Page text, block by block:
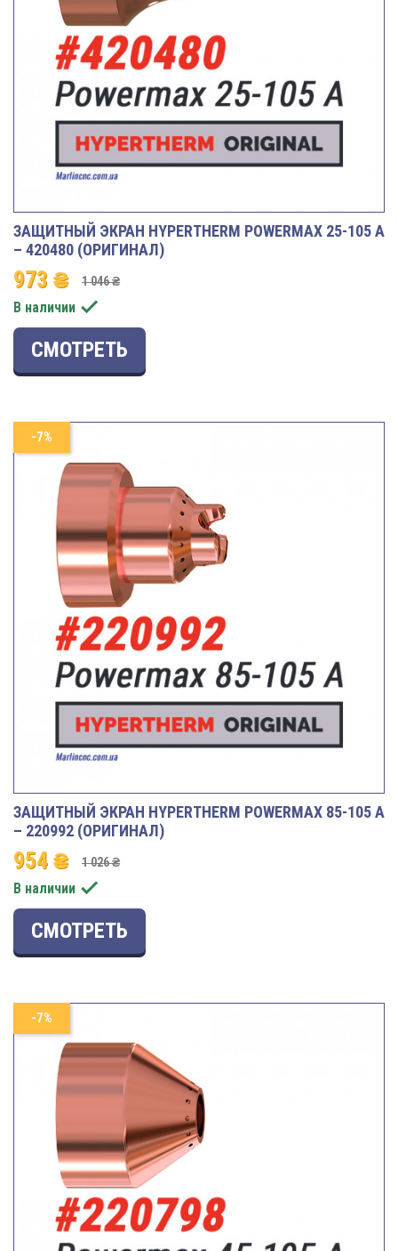
ЗАЩИТНЫЙ ЭКРАН HYPERTHERM POWERMAX 25-105 A
– 420480 (ОРИГИНАЛ)
973 ₴ 1 046 ₴
В наличии 
СМОТРЕТЬ
ЗАЩИТНЫЙ ЭКРАН HYPERTHERM POWERMAX 85-105 A
– 220992 (ОРИГИНАЛ)
954 ₴ 1 026 ₴
В наличии 
СМОТРЕТЬ
-7%
-7%